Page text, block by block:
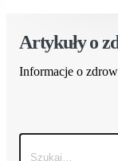
Artykuły o
Informacje o